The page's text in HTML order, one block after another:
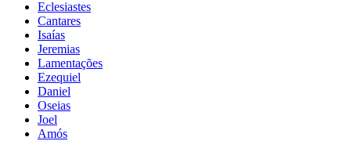
Eclesiastes
Cantares
Isaías
Jeremias
Lamentações
Ezequiel
Daniel
Oseias
Joel
Amós